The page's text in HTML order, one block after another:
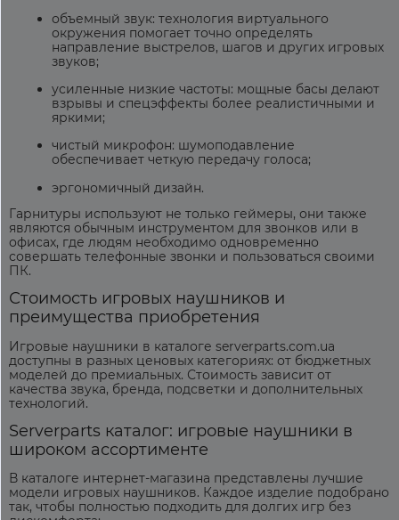
объемный звук: технология виртуального
окружения помогает точно определять
направление выстрелов, шагов и других игровых
звуков;
усиленные низкие частоты: мощные басы делают
взрывы и спецэффекты более реалистичными и
яркими;
чистый микрофон: шумоподавление
обеспечивает четкую передачу голоса;
эргономичный дизайн.
Гарнитуры используют не только геймеры, они также
являются обычным инструментом для звонков или в
офисах, где людям необходимо одновременно
совершать телефонные звонки и пользоваться своими
ПК.
Стоимость игровых наушников и
преимущества приобретения
Игровые наушники в каталоге serverparts.com.ua
доступны в разных ценовых категориях: от бюджетных
моделей до премиальных. Стоимость зависит от
качества звука, бренда, подсветки и дополнительных
технологий.
Serverparts каталог: игровые наушники в
широком ассортименте
В каталоге интернет-магазина представлены лучшие
модели игровых наушников. Каждое изделие подобрано
так, чтобы полностью подходить для долгих игр без